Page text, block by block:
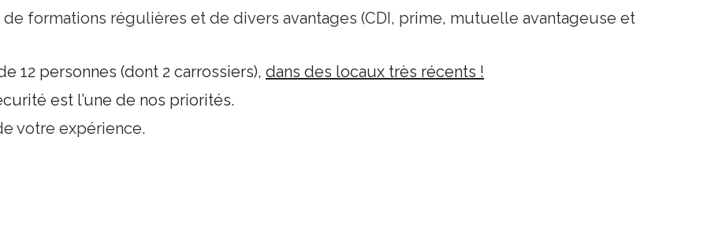
formations régulières et de divers avantages (CDI, prime, mutuelle avantageuse et
12 personnes (dont 2 carrossiers), dans des locaux très récents !
est l’une de nos priorités.
votre expérience.